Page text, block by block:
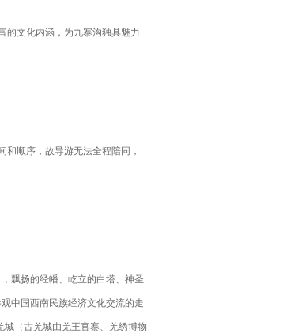
的文化内涵，为九寨沟独具魅力
顺序，故导游无法全程陪同，
飘扬的经幡、屹立的白塔、神圣
中国西南民族经济文化交流的走
（古羌城由羌王官寨、羌绣博物